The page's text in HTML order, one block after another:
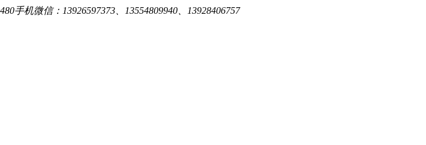
手机微信：13926597373、13554809940、13928406757